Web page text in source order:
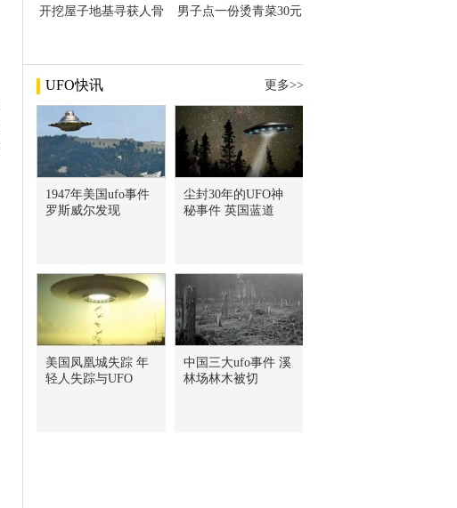
开挖屋子地基寻获人骨
男子点一份烫青菜30元
UFO快讯 更多>>
1947年美国ufo事件
罗斯威尔发现
尘封30年的UFO神
秘事件 英国蓝道
美国凤凰城失踪 年
轻人失踪与UFO
中国三大ufo事件 溪
林场林木被切